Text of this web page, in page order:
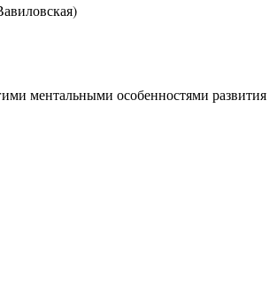
ментальными особенностями развития